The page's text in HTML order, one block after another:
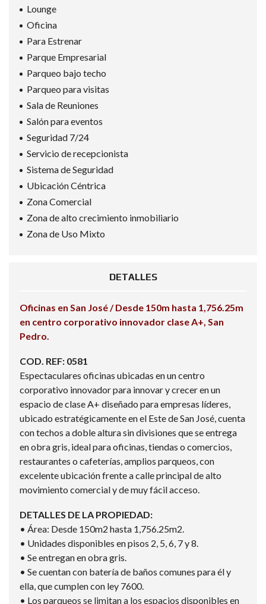
Lounge
Oficina
Para Estrenar
Parque Empresarial
Parqueo bajo techo
Parqueo para visitas
Sala de Reuniones
Salón para eventos
Seguridad 7/24
Servicio de recepcionista
Sistema de Seguridad
Ubicación Céntrica
Zona Comercial
Zona de alto crecimiento inmobiliario
Zona de Uso Mixto
DETALLES
Oficinas en San José / Desde 150m hasta 1,756.25m
en centro corporativo innovador clase A+, San
Pedro.
COD. REF: 0581
Espectaculares oficinas ubicadas en un centro
corporativo innovador para innovar y crecer en un
espacio de clase A+ diseñado para empresas líderes,
ubicado estratégicamente en el Este de San José, cuenta
con techos a doble altura sin divisiones que se entrega
en obra gris, ideal para oficinas, tiendas o comercios,
restaurantes o cafeterías, amplios parqueos, con
excelente ubicación frente a calle principal de alto
movimiento comercial y de muy fácil acceso.
DETALLES DE LA PROPIEDAD:
• Área: Desde 150m2 hasta 1,756.25m2.
• Unidades disponibles en pisos 2, 5, 6, 7 y 8.
• Se entregan en obra gris.
• Se cuentan con batería de baños comunes para él y
ella, que cumplen con ley 7600.
• Los parqueos se limitan a los espacios disponibles en